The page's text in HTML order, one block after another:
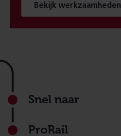
Bekijk werkzaamheden
Footer
Snel naar
ProRail